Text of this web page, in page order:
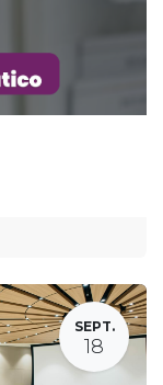
SEPT.
18